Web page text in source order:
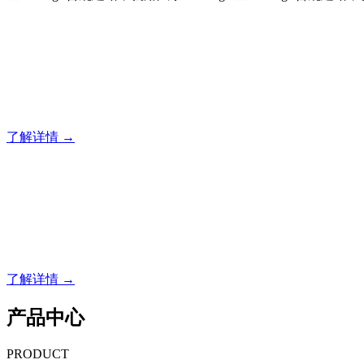
了解详情 →
了解详情 →
产品中心
PRODUCT